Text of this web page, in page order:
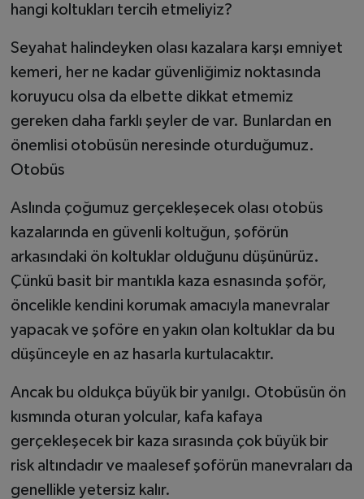
hangi koltukları tercih etmeliyiz?
Seyahat halindeyken olası kazalara karşı emniyet
kemeri, her ne kadar güvenliğimiz noktasında
koruyucu olsa da elbette dikkat etmemiz
gereken daha farklı şeyler de var. Bunlardan en
önemlisi otobüsün neresinde oturduğumuz.
Otobüs
Aslında çoğumuz gerçekleşecek olası otobüs
kazalarında en güvenli koltuğun, şoförün
arkasındaki ön koltuklar olduğunu düşünürüz.
Çünkü basit bir mantıkla kaza esnasında şoför,
öncelikle kendini korumak amacıyla manevralar
yapacak ve şoföre en yakın olan koltuklar da bu
düşünceyle en az hasarla kurtulacaktır.
Ancak bu oldukça büyük bir yanılgı. Otobüsün ön
kısmında oturan yolcular, kafa kafaya
gerçekleşecek bir kaza sırasında çok büyük bir
risk altındadır ve maalesef şoförün manevraları da
genellikle yetersiz kalır.